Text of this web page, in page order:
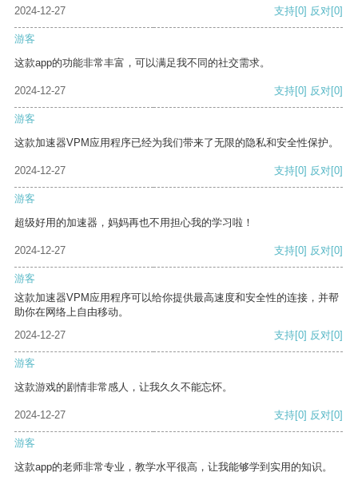
2024-12-27 支持[0] 反对[0]
游客
这款app的功能非常丰富，可以满足我不同的社交需求。
2024-12-27 支持[0] 反对[0]
游客
这款加速器VPM应用程序已经为我们带来了无限的隐私和安全性保护。
2024-12-27 支持[0] 反对[0]
游客
超级好用的加速器，妈妈再也不用担心我的学习啦！
2024-12-27 支持[0] 反对[0]
游客
这款加速器VPM应用程序可以给你提供最高速度和安全性的连接，并帮
助你在网络上自由移动。
2024-12-27
支持[0] 反对[0]
游客
这款游戏的剧情非常感人，让我久久不能忘怀。
2024-12-27 支持[0] 反对[0]
游客
这款app的老师非常专业，教学水平很高，让我能够学到实用的知识。